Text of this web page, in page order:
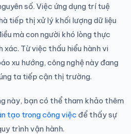
số. Việc ứng dụng trí tuệ
tiếp thị xử lý khối lượng dữ liệu
mà con người khó lòng thực
Từ việc thấu hiểu hành vi
xu hướng, công nghệ này đang
ta tiếp cận thị trường.
này, bạn có thể tham khảo thêm
tạo trong công việc để thấy sự
trình vận hành.